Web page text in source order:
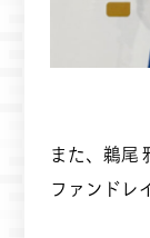
また、鵜尾
ファンドレ